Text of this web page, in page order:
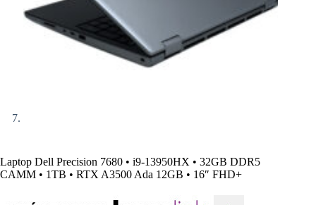
Laptop Dell Precision 7680 • i9-13950HX • 32GB DDR5
CAMM • 1TB • RTX A3500 Ada 12GB • 16″ FHD+